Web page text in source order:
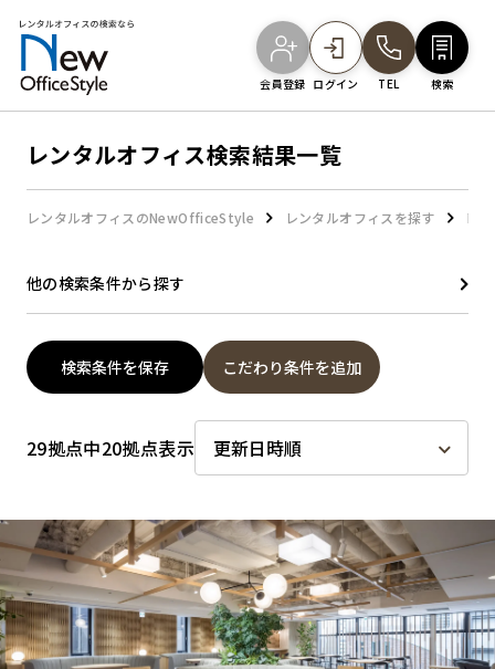
会員登録 ログイン TEL 検索
オフィスを探す
駅・路線から探す
地図から探す
キャンペーンから探す
ブランドから探す
レンタルオフィス検索結果一覧
レンタルオフィスのNewOfficeStyle レンタルオフィスを探す レ
他の検索条件から探す
検索条件を保存 こだわり条件を追加
29拠点中20拠点表示